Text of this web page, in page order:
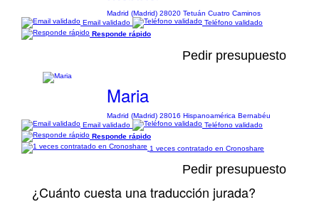
Madrid (Madrid) 28020 Tetuán Cuatro Caminos
Email validado
Teléfono validado
Responde rápido
Pedir presupuesto
Maria
Madrid (Madrid) 28016 Hispanoamérica Bernabéu
Email validado
Teléfono validado
Responde rápido
1 veces contratado en Cronoshare
Pedir presupuesto
¿Cuánto cuesta una traducción jurada?